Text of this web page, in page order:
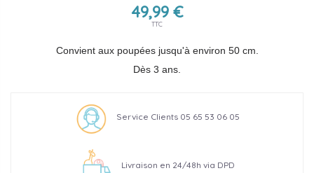
49,99 €
TTC
Convient aux poupées jusqu'à environ 50 cm.
Dès 3 ans.
Service Clients 05 65 53 06 05
Livraison en 24/48h via DPD